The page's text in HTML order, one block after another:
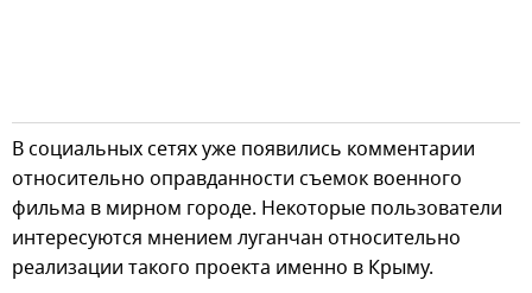
В социальных сетях уже появились комментарии
относительно оправданности съемок военного
фильма в мирном городе. Некоторые пользователи
интересуются мнением луганчан относительно
реализации такого проекта именно в Крыму.